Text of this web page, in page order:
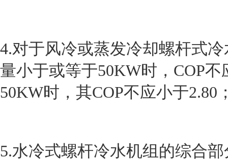
4.对于风冷或蒸发冷却螺杆式
量小于或等于50KW时，COP
50KW时，其COP不应小于2.80
5.水冷式螺杆冷水机组的综合